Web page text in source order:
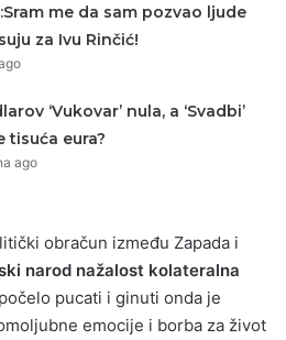
me da sam pozvao ljude
za Ivu Rinčić!
‘Vukovar’ nula, a ‘Svadbi’
tisuća eura?
ago
obračun između Zapada i
narod nažalost kolateralna
pucati i ginuti onda je
emocije i borba za život